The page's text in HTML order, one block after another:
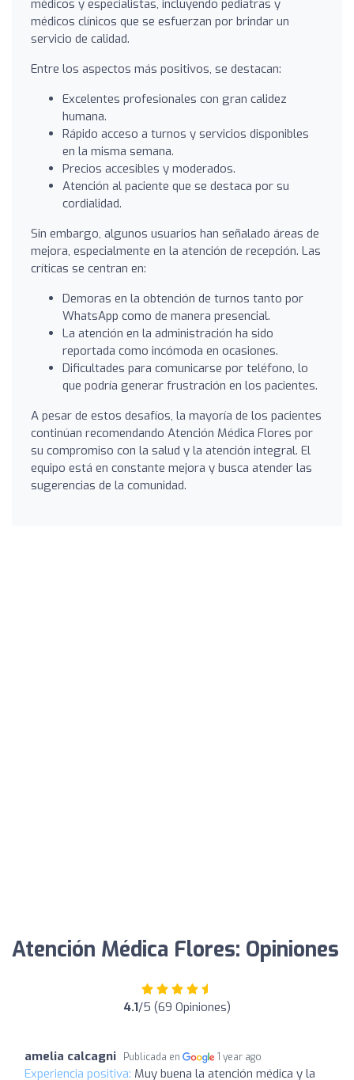
médicos y especialistas, incluyendo pediatras y
médicos clínicos que se esfuerzan por brindar un
servicio de calidad.
Entre los aspectos más positivos, se destacan:
Excelentes profesionales con gran calidez
humana.
Rápido acceso a turnos y servicios disponibles
en la misma semana.
Precios accesibles y moderados.
Atención al paciente que se destaca por su
cordialidad.
Sin embargo, algunos usuarios han señalado áreas de
mejora, especialmente en la atención de recepción. Las
críticas se centran en:
Demoras en la obtención de turnos tanto por
WhatsApp como de manera presencial.
La atención en la administración ha sido
reportada como incómoda en ocasiones.
Dificultades para comunicarse por teléfono, lo
que podría generar frustración en los pacientes.
A pesar de estos desafíos, la mayoría de los pacientes
continúan recomendando Atención Médica Flores por
su compromiso con la salud y la atención integral. El
equipo está en constante mejora y busca atender las
sugerencias de la comunidad.
Atención Médica Flores: Opiniones
4.1/5 (69 Opiniones)
amelia calcagni Publicada en 1 year ago
Experiencia positiva: Muy buena la atención médica y la